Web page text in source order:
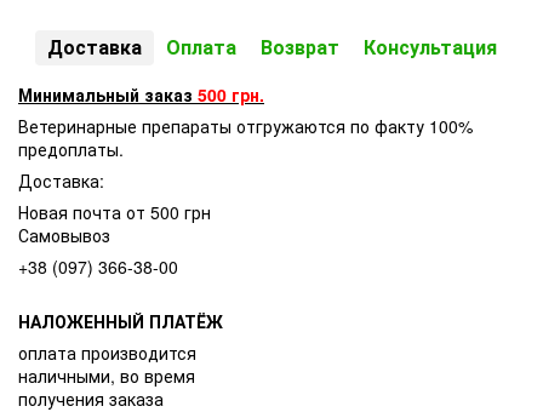
Доставка Оплата Возврат Консультация
Минимальный заказ 500 грн.
Ветеринарные препараты отгружаются по факту 100%
предоплаты.
Доставка:
Новая почта от 500 грн
Самовывоз
+38 (097) 366-38-00
НАЛОЖЕННЫЙ ПЛАТЁЖ
оплата производится
наличными, во время
получения заказа